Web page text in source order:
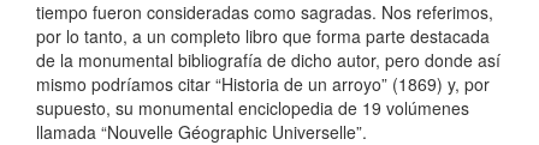
tiempo fueron consideradas como sagradas. Nos referimos,
por lo tanto, a un completo libro que forma parte destacada
de la monumental bibliografía de dicho autor, pero donde así
mismo podríamos citar “Historia de un arroyo” (1869) y, por
supuesto, su monumental enciclopedia de 19 volúmenes
llamada “Nouvelle Géographic Universelle”.